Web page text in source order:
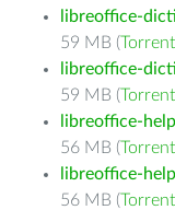
libreoffice-
59 MB (Torrent
libreoffice-
59 MB (Torrent
libreoffice-
56 MB (Torrent
libreoffice-
56 MB (Torrent